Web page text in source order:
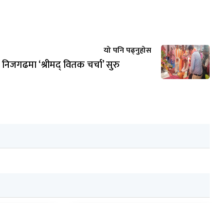
यो पनि पढ्नुहोस
निजगढमा ‘श्रीमद् वितक चर्चा’ सुरु